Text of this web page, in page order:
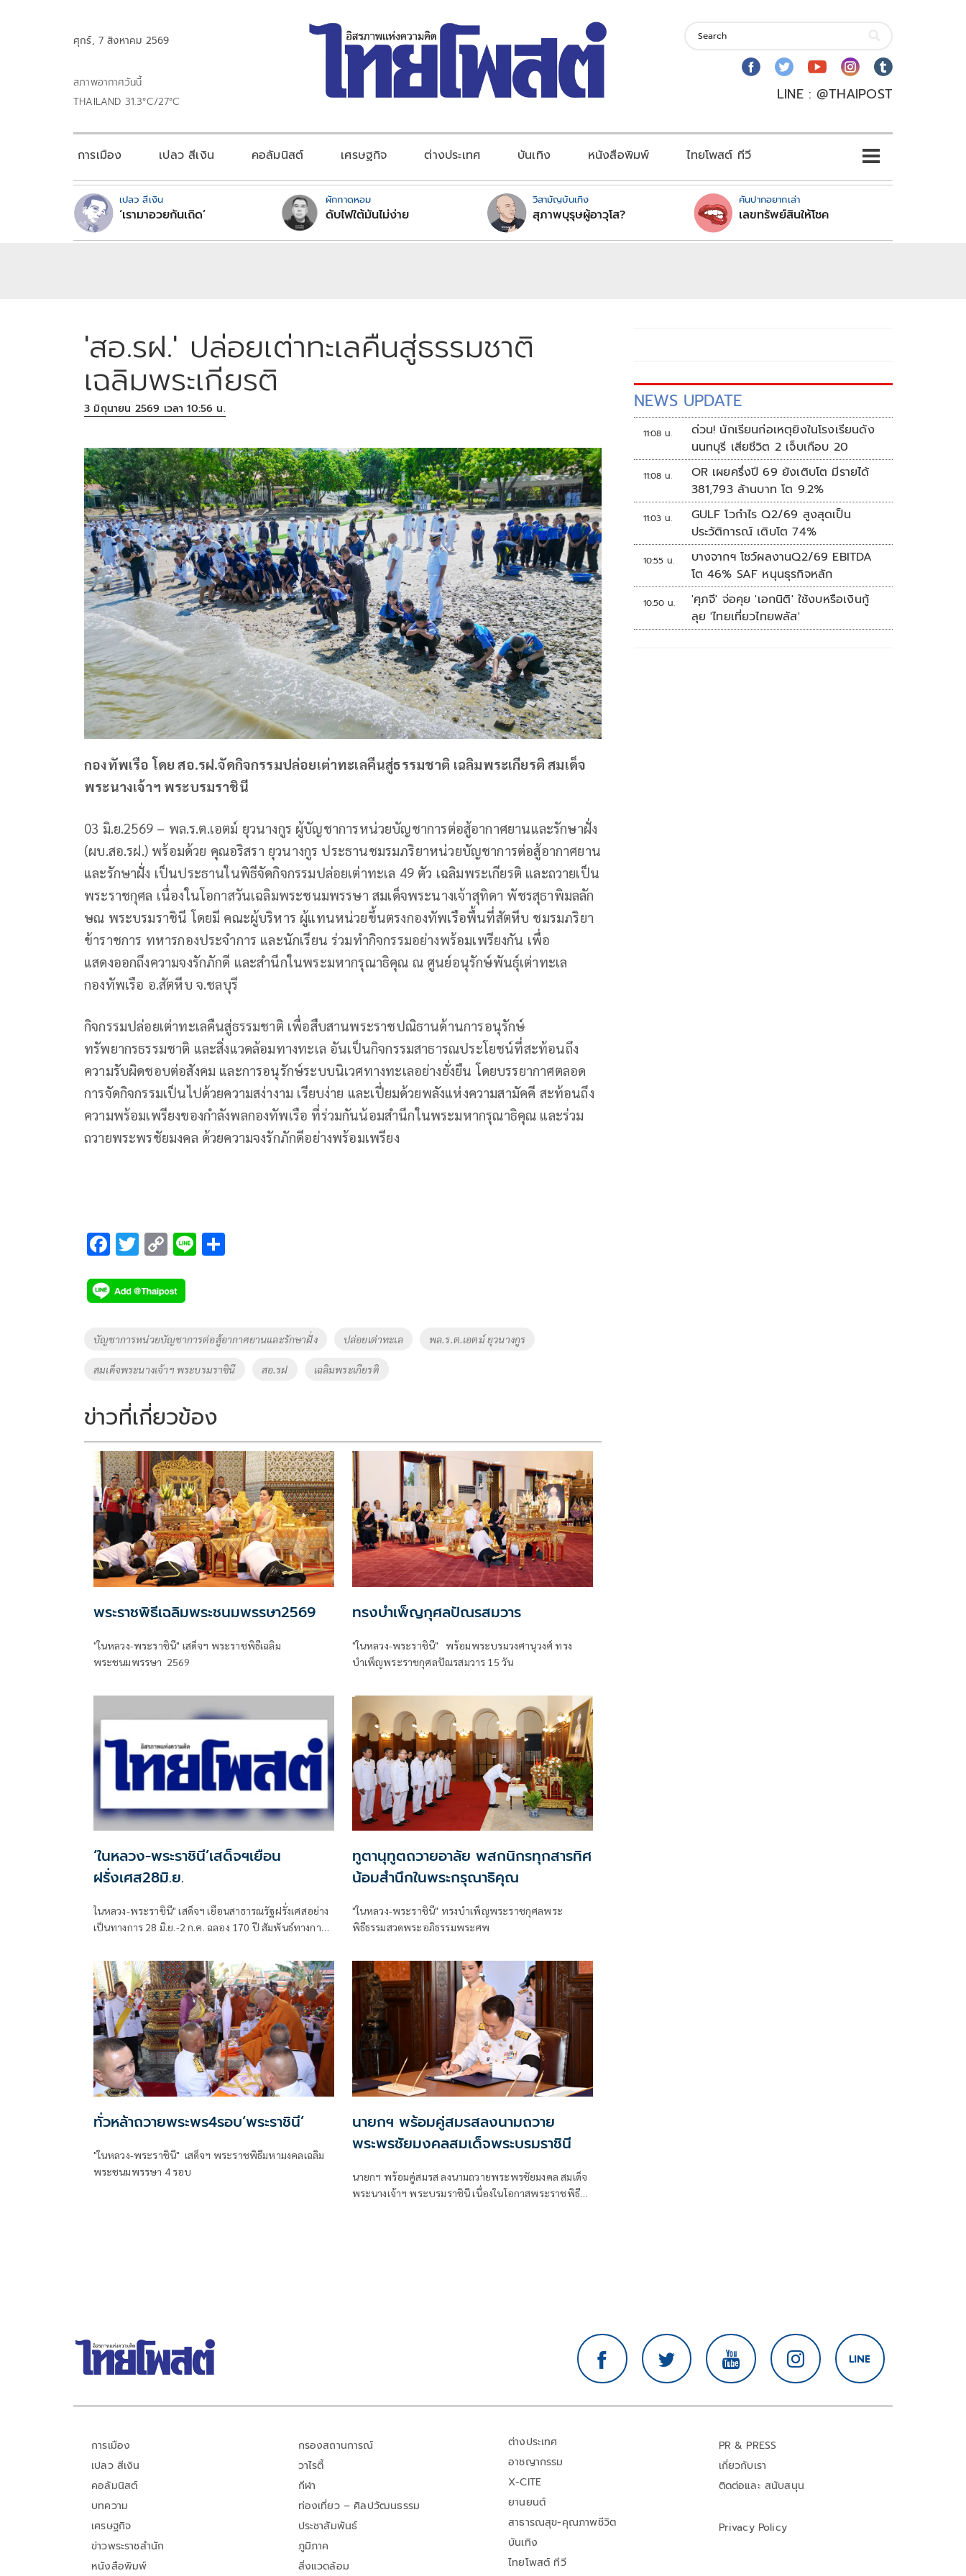
ศุกร์, 7 สิงหาคม 2569
สภาพอากาศวันนี้
THAILAND 31.3°C/27°C
LINE : @THAIPOST
การเมือง เปลว สีเงิน คอลัมนิสต์ เศรษฐกิจ ต่างประเทศ บันเทิง หนังสือพิมพ์ ไทยโพสต์ ทีวี
เปลว สีเงิน
‘เรามาอวยกันเถิด’
ผักกาดหอม
ดับไฟใต้มันไม่ง่าย
วิสามัญบันเทิง
สุภาพบุรุษผู้อาวุโส?
คันปากอยากเล่า
เลขทรัพย์สินให้โชค
'สอ.รฝ.' ปล่อยเต่าทะเลคืนสู่ธรรมชาติ
เฉลิมพระเกียรติ
3 มิถุนายน 2569 เวลา 10:56 น.
กองทัพเรือ โดย สอ.รฝ.จัดกิจกรรมปล่อยเต่าทะเลคืนสู่ธรรมชาติ เฉลิมพระเกียรติ สมเด็จ
พระนางเจ้าฯ พระบรมราชินี
03 มิ.ย.2569 – พล.ร.ต.เอตม์ ยุวนางกูร ผู้บัญชาการหน่วยบัญชาการต่อสู้อากาศยานและรักษาฝั่ง
(ผบ.สอ.รฝ.) พร้อมด้วย คุณอริสรา ยุวนางกูร ประธานชมรมภริยาหน่วยบัญชาการต่อสู้อากาศยาน
และรักษาฝั่ง เป็นประธานในพิธีจัดกิจกรรมปล่อยเต่าทะเล 49 ตัว เฉลิมพระเกียรติ และถวายเป็น
พระราชกุศล เนื่องในโอกาสวันเฉลิมพระชนมพรรษา สมเด็จพระนางเจ้าสุทิดา พัชรสุธาพิมลลัก
ษณ พระบรมราชินี โดยมี คณะผู้บริหาร ผู้แทนหน่วยขึ้นตรงกองทัพเรือพื้นที่สัตหีบ ชมรมภริยา
ข้าราชการ ทหารกองประจำการ และนักเรียน ร่วมทำกิจกรรมอย่างพร้อมเพรียงกัน เพื่อ
แสดงออกถึงความจงรักภักดี และสำนึกในพระมหากรุณาธิคุณ ณ ศูนย์อนุรักษ์พันธุ์เต่าทะเล
กองทัพเรือ อ.สัตหีบ จ.ชลบุรี
กิจกรรมปล่อยเต่าทะเลคืนสู่ธรรมชาติ เพื่อสืบสานพระราชปณิธานด้านการอนุรักษ์
ทรัพยากรธรรมชาติ และสิ่งแวดล้อมทางทะเล อันเป็นกิจกรรมสาธารณประโยชน์ที่สะท้อนถึง
ความรับผิดชอบต่อสังคม และการอนุรักษ์ระบบนิเวศทางทะเลอย่างยั่งยืน โดยบรรยากาศตลอด
การจัดกิจกรรมเป็นไปด้วยความสง่างาม เรียบง่าย และเปี่ยมด้วยพลังแห่งความสามัคคี สะท้อนถึง
ความพร้อมเพรียงของกำลังพลกองทัพเรือ ที่ร่วมกันน้อมสำนึกในพระมหากรุณาธิคุณ และร่วม
ถวายพระพรชัยมงคล ด้วยความจงรักภักดีอย่างพร้อมเพรียง
F
e
b
o
o
k
T
tt
er
C
p
y
Li
k
Li
Tags
บัญชาการหน่วยบัญชาการต่อสู้อากาศยานและรักษาฝั่ง ปล่อยเต่าทะเล พล.ร.ต.เอตม์ ยุวนางกูร
สมเด็จพระนางเจ้าฯ พระบรมราชินี สอ.รฝ เฉลิมพระเกียรติ
ข่าวที่เกี่ยวข้อง
พระราชพิธีเฉลิมพระชนมพรรษา2569
"ในหลวง-พระราชินี" เสด็จฯ พระราชพิธีเฉลิม
พระชนมพรรษา 2569
ทรงบำเพ็ญกุศลปัณรสมวาร
"ในหลวง-พระราชินี" พร้อมพระบรมวงศานุวงศ์ ทรง
บำเพ็ญพระราชกุศลปัณรสมวาร 15 วัน
‘ในหลวง-พระราชินี’เสด็จฯเยือน
ฝรั่งเศส28มิ.ย.
ในหลวง-พระราชินี" เสด็จฯ เยือนสาธารณรัฐฝรั่งเศสอย่าง
เป็นทางการ 28 มิ.ย.-2 ก.ค. ฉลอง 170 ปี สัมพันธ์ทางการ
ทูตานุทูตถวายอาลัย พสกนิกรทุกสารทิศ
น้อมสำนึกในพระกรุณาธิคุณ
"ในหลวง-พระราชินี" ทรงบำเพ็ญพระราชกุศลพระ
พิธีธรรมสวดพระอภิธรรมพระศพ
ทั่วหล้าถวายพระพร4รอบ‘พระราชินี’
"ในหลวง-พระราชินี" เสด็จฯ พระราชพิธีมหามงคลเฉลิม
พระชนมพรรษา 4 รอบ
นายกฯ พร้อมคู่สมรสลงนามถวาย
พระพรชัยมงคลสมเด็จพระบรมราชินี
นายกฯ พร้อมคู่สมรส ลงนามถวายพระพรชัยมงคล สมเด็จ
พระนางเจ้าฯ พระบรมราชินี เนื่องในโอกาสพระราชพิธี
NEWS UPDATE
11:08 น.
ด่วน! นักเรียนก่อเหตุยิงในโรงเรียนดัง
นนทบุรี เสียชีวิต 2 เจ็บเกือบ 20
11:08 น.
OR เผยครึ่งปี 69 ยังเติบโต มีรายได้
381,793 ล้านบาท โต 9.2%
11:03 น.
GULF โวกำไร Q2/69 สูงสุดเป็น
ประวัติการณ์ เติบโต 74%
10:55 น.
บางจากฯ โชว์ผลงานQ2/69 EBITDA
โต 46% SAF หนุนธุรกิจหลัก
10:50 น.
'ศุภจี' จ่อคุย 'เอกนิติ' ใช้งบหรือเงินกู้
ลุย 'ไทยเที่ยวไทยพลัส'
การเมือง
เปลว สีเงิน
คอลัมนิสต์
บทความ
เศรษฐกิจ
ข่าวพระราชสำนัก
หนังสือพิมพ์
กรองสถานการณ์
วาไรตี้
กีฬา
ท่องเที่ยว – ศิลปวัฒนธรรม
ประชาสัมพันธ์
ภูมิภาค
สิ่งแวดล้อม
ต่างประเทศ
อาชญากรรม
X-CITE
ยานยนต์
สาธารณสุข-คุณภาพชีวิต
บันเทิง
ไทยโพสต์ ทีวี
PR & PRESS
เกี่ยวกับเรา
ติดต่อและ สนับสนุน
Privacy Policy